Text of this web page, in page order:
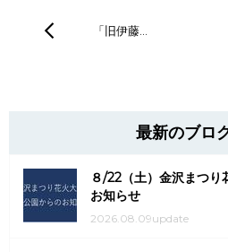
「旧伊藤…
最新のブロ
８/22（土）金沢まつ
お知らせ
2026.08.09update